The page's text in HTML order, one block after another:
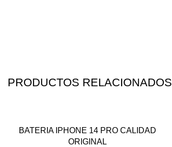
PRODUCTOS RELACIONADOS
BATERIA IPHONE 14 PRO CALIDAD
ORIGINAL